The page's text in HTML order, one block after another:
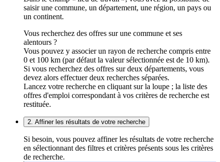
saisir une commune, un département, une région, un pays ou
un continent.
Vous recherchez des offres sur une commune et ses
alentours ?
Vous pouvez y associer un rayon de recherche compris entre
0 et 100 km (par défaut la valeur sélectionnée est de 10 km).
Si vous recherchez des offres sur deux départements, vous
devez alors effectuer deux recherches séparées.
Lancez votre recherche en cliquant sur la loupe ; la liste des
offres d'emploi correspondant à vos critères de recherche est
restituée.
2. Affiner les résultats de votre recherche
Si besoin, vous pouvez affiner les résultats de votre recherche
en sélectionnant des filtres et critères présents sous les critères
de recherche.